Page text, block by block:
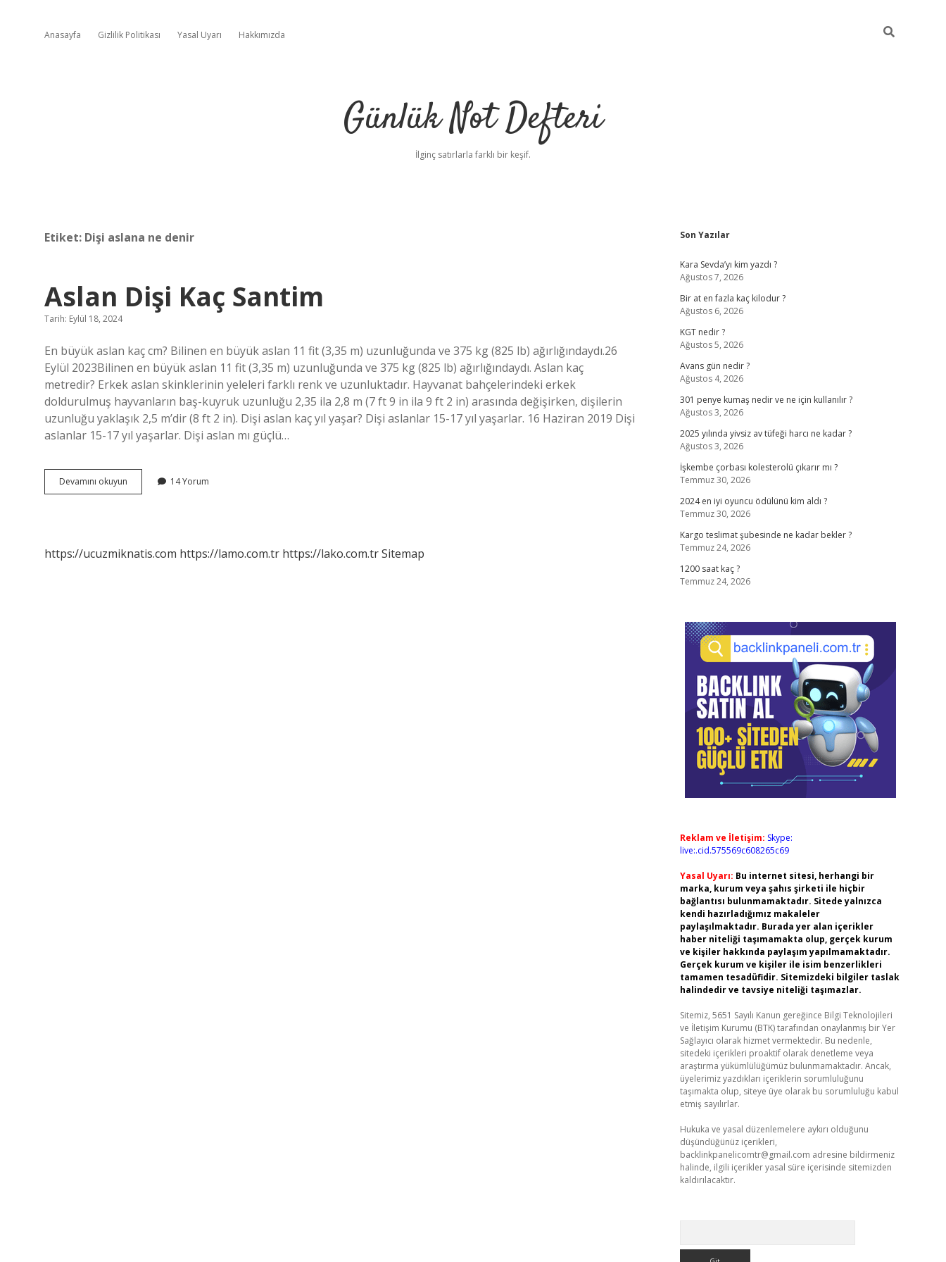
Anasayfa Gizlilik Politikası Yasal Uyarı Hakkımızda
Günlük Not Defteri
İlginç satırlarla farklı bir keşif.
Etiket: Dişi aslana ne denir
Aslan Dişi Kaç Santim
Tarih: Eylül 18, 2024
En büyük aslan kaç cm? Bilinen en büyük aslan 11 fit (3,35 m) uzunluğunda ve 375 kg (825 lb) ağırlığındaydı.26
Eylül 2023Bilinen en büyük aslan 11 fit (3,35 m) uzunluğunda ve 375 kg (825 lb) ağırlığındaydı. Aslan kaç
metredir? Erkek aslan skinklerinin yeleleri farklı renk ve uzunluktadır. Hayvanat bahçelerindeki erkek
doldurulmuş hayvanların baş-kuyruk uzunluğu 2,35 ila 2,8 m (7 ft 9 in ila 9 ft 2 in) arasında değişirken, dişilerin
uzunluğu yaklaşık 2,5 m’dir (8 ft 2 in). Dişi aslan kaç yıl yaşar? Dişi aslanlar 15-17 yıl yaşarlar. 16 Haziran 2019 Dişi
aslanlar 15-17 yıl yaşarlar. Dişi aslan mı güçlü…
Devamını okuyun
Dişi
14 Yorum
https://ucuzmiknatis.com https://lamo.com.tr https://lako.com.trSitemap
Sidebar
Son Yazılar
Kara Sevda’yı kim yazdı ?
Ağustos 7, 2026
Bir at en fazla kaç kilodur ?
Ağustos 6, 2026
KGT nedir ?
Ağustos 5, 2026
Avans gün nedir ?
Ağustos 4, 2026
301 penye kumaş nedir ve ne için kullanılır ?
Ağustos 3, 2026
2025 yılında yivsiz av tüfeği harcı ne kadar ?
Ağustos 3, 2026
İşkembe çorbası kolesterolü çıkarır mı ?
Temmuz 30, 2026
2024 en iyi oyuncu ödülünü kim aldı ?
Temmuz 30, 2026
Kargo teslimat şubesinde ne kadar bekler ?
Temmuz 24, 2026
1200 saat kaç ?
Temmuz 24, 2026
Reklam ve İletişim: Skype:
live:.cid.575569c608265c69
Yasal Uyarı: Bu internet sitesi, herhangi bir
marka, kurum veya şahıs şirketi ile hiçbir
bağlantısı bulunmamaktadır. Sitede yalnızca
kendi hazırladığımız makaleler
paylaşılmaktadır. Burada yer alan içerikler
haber niteliği taşımamakta olup, gerçek kurum
ve kişiler hakkında paylaşım yapılmamaktadır.
Gerçek kurum ve kişiler ile isim benzerlikleri
tamamen tesadüfidir. Sitemizdeki bilgiler taslak
halindedir ve tavsiye niteliği taşımazlar.
Sitemiz, 5651 Sayılı Kanun gereğince Bilgi Teknolojileri
ve İletişim Kurumu (BTK) tarafından onaylanmış bir Yer
Sağlayıcı olarak hizmet vermektedir. Bu nedenle,
sitedeki içerikleri proaktif olarak denetleme veya
araştırma yükümlülüğümüz bulunmamaktadır. Ancak,
üyelerimiz yazdıkları içeriklerin sorumluluğunu
taşımakta olup, siteye üye olarak bu sorumluluğu kabul
etmiş sayılırlar.
Hukuka ve yasal düzenlemelere aykırı olduğunu
düşündüğünüz içerikleri,
backlinkpanelicomtr@gmail.com adresine bildirmeniz
halinde, ilgili içerikler yasal süre içerisinde sitemizden
kaldırılacaktır.